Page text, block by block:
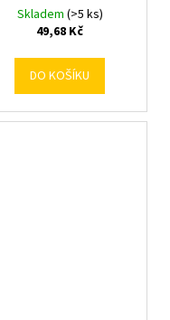
Skladem (>5 ks)
49,68 Kč
DO KOŠÍKU